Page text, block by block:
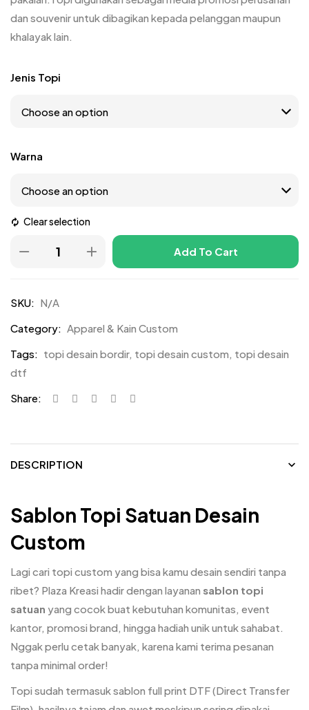
dan souvenir untuk dibagikan kepada pelanggan maupun
khalayak lain.
Jenis Topi
Warna
Clear selection
Add To Cart
SKU: N/A
Category: Apparel & Kain Custom
Tags: topi desain bordir, topi desain custom, topi desain
dtf
Share:
DESCRIPTION
Sablon Topi Satuan Desain
Custom
Lagi cari topi custom yang bisa kamu desain sendiri tanpa
ribet? Plaza Kreasi hadir dengan layanan sablon topi
satuan yang cocok buat kebutuhan komunitas, event
kantor, promosi brand, hingga hadiah unik untuk sahabat.
Nggak perlu cetak banyak, karena kami terima pesanan
tanpa minimal order!
Topi sudah termasuk sablon full print DTF (Direct Transfer